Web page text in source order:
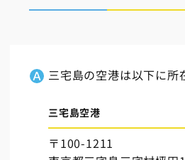
三宅島の空港は以下に所
三宅島空港
〒100-1211